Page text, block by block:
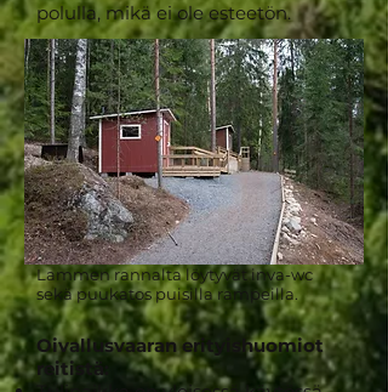
polulla, mikä ei ole esteetön.
Lammen rannalta löytyvät inva-wc
sekä puukatos puisilla rampeilla.
Oivallusvaaran erityishuomiot
reitistä: